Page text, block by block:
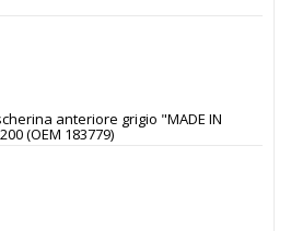
anteriore grigio "MADE IN
(OEM 183779)